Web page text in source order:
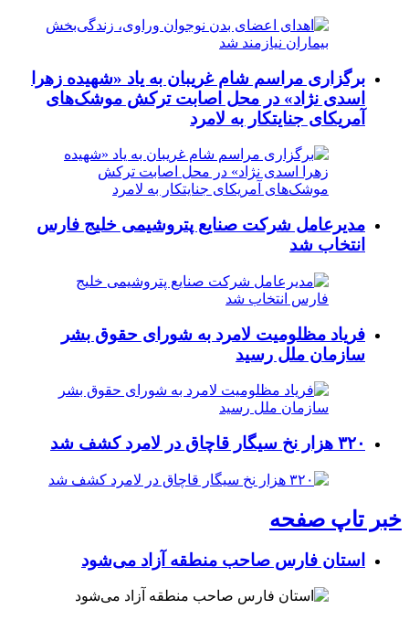
برگزاری مراسم شام غریبان به یاد «شهیده زهرا
اسدی نژاد» در محل اصابت ترکش موشک‌های
آمریکای جنایتکار به لامرد
مدیرعامل شرکت صنایع پتروشیمی خلیج فارس
انتخاب شد
فریاد مظلومیت لامرد به شورای حقوق بشر
سازمان ملل رسید
۳۲۰ هزار نخ سیگار قاچاق در لامرد کشف شد
خبر تاپ صفحه
استان فارس صاحب منطقه آزاد می‌شود